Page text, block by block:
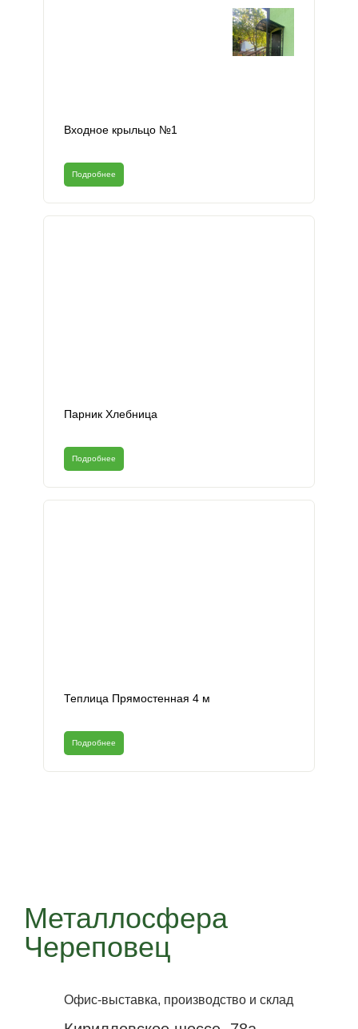
Входное крыльцо №1
Подробнее
Парник Хлебница
Подробнее
Теплица Прямостенная 4 м
Подробнее
Металлосфера
Череповец
Офис-выставка, производство и склад